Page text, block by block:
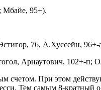
Мбайе, 95+).
76, А.Хуссейн, 96+-
Арнаутович, 102+-п;
При этом
Тем самым 8-кратный